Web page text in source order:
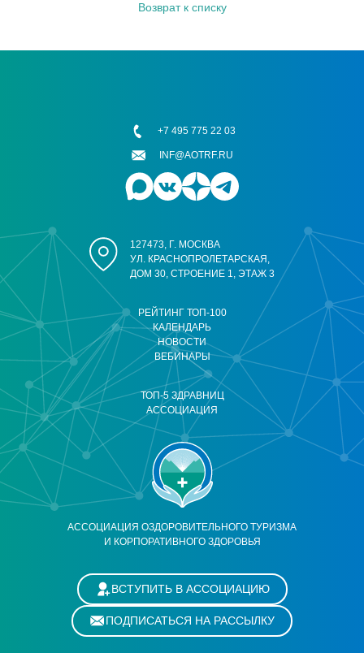
Возврат к списку
АССОЦИАЦИЯ ОЗДОРОВИТЕЛЬНОГО ТУРИЗМА
И КОРПОРАТИВНОГО ЗДОРОВЬЯ
РЕЙТИНГ ТОП-100
КАЛЕНДАРЬ
НОВОСТИ
ВЕБИНАРЫ
ТОП-5 ЗДРАВНИЦ
АССОЦИАЦИЯ
127473, Г. МОСКВА
УЛ. КРАСНОПРОЛЕТАРСКАЯ,
ДОМ 30, СТРОЕНИЕ 1, ЭТАЖ 3
+7 495 775 22 03
INF@AOTRF.RU
ВСТУПИТЬ В АССОЦИАЦИЮ
ПОДПИСАТЬСЯ НА РАССЫЛКУ